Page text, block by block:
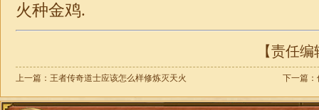
火种金鸡.
【责任
上一篇： 王者传奇道士应该怎么样修炼灭天火 下一篇：